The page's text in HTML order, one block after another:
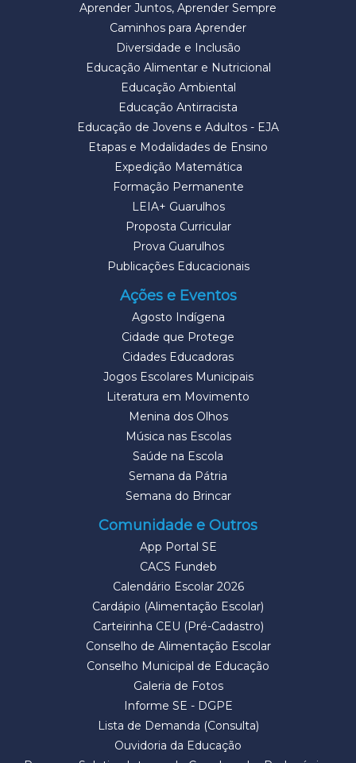
Aprender Juntos, Aprender Sempre
Caminhos para Aprender
Diversidade e Inclusão
Educação Alimentar e Nutricional
Educação Ambiental
Educação Antirracista
Educação de Jovens e Adultos - EJA
Etapas e Modalidades de Ensino
Expedição Matemática
Formação Permanente
LEIA+ Guarulhos
Proposta Curricular
Prova Guarulhos
Publicações Educacionais
Ações e Eventos
Agosto Indígena
Cidade que Protege
Cidades Educadoras
Jogos Escolares Municipais
Literatura em Movimento
Menina dos Olhos
Música nas Escolas
Saúde na Escola
Semana da Pátria
Semana do Brincar
Comunidade e Outros
App Portal SE
CACS Fundeb
Calendário Escolar 2026
Cardápio (Alimentação Escolar)
Carteirinha CEU (Pré-Cadastro)
Conselho de Alimentação Escolar
Conselho Municipal de Educação
Galeria de Fotos
Informe SE - DGPE
Lista de Demanda (Consulta)
Ouvidoria da Educação